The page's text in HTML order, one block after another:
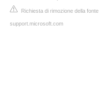
Richiesta di rimozione della fonte
support.microsoft.com